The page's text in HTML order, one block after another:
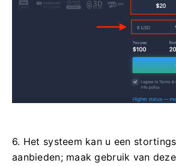
6. Het systeem kan u een
aanbieden; maak gebruik van